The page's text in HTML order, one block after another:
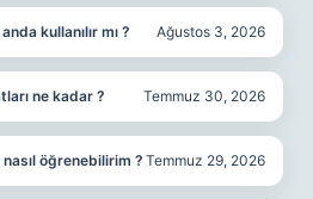
kullanılır mı ? Ağustos 3, 2026
ne kadar ? Temmuz 30, 2026
öğrenebilirim ? Temmuz 29, 2026